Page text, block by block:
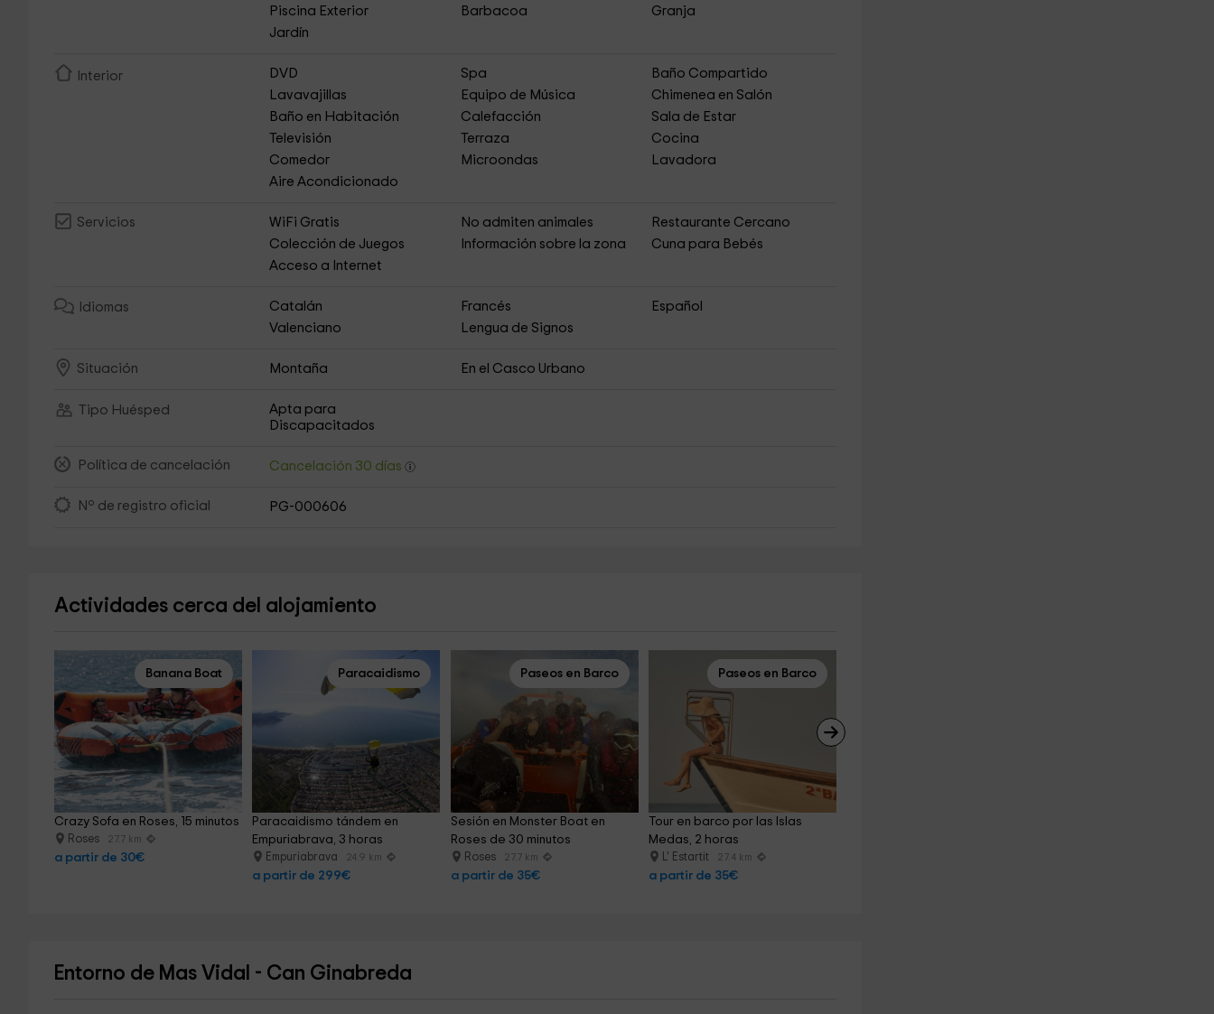
Piscina Exterior
Barbacoa
Granja
Jardín
Interior DVD Spa
Baño Compartido
Lavavajillas
Equipo de Música
Chimenea en Salón
Baño en Habitación
Calefacción
Sala de Estar
Televisión
Terraza
Cocina
Comedor
Microondas
Lavadora
Aire Acondicionado
Servicios WiFi Gratis No admiten animales
Restaurante Cercano
Colección de Juegos
Información sobre la zona
Cuna para Bebés
Acceso a Internet
Idiomas Catalán Francés
Español
Valenciano
Lengua de Signos
Situación Montaña En el Casco Urbano
Tipo Huésped
Apta para
Discapacitados
Política de cancelación Cancelación 30 días
Nº de registro oficial PG-000606
Actividades cerca del alojamiento
Banana Boat
Crazy Sofa en Roses, 15 minutos
Roses 27.7 km
a partir de 30€
Paracaidismo
Paracaidismo tándem en
Empuriabrava, 3 horas
Empuriabrava 24.9 km
a partir de 299€
Paseos en Barco
Sesión en Monster Boat en
Roses de 30 minutos
Roses 27.7 km
a partir de 35€
Paseos en Barco
Tour en barco por las Islas
Medas, 2 horas
L' Estartit 27.4 km
a partir de 35€
Entorno de Mas Vidal - Can Ginabreda